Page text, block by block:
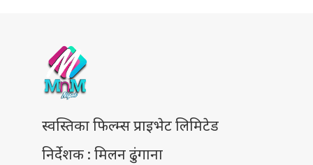
स्वस्तिका फिल्म्स प्राइभेट लिमिटेड
निर्देशक : मिलन ढुंगाना